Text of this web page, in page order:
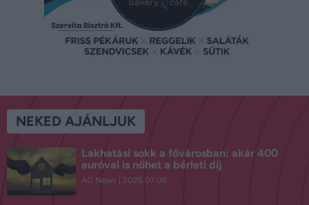
NEKED AJÁNLJUK
Lakhatási sokk a fővárosban: akár 400
euróval is nőhet a bérleti díj
AC News 2026.07.09.